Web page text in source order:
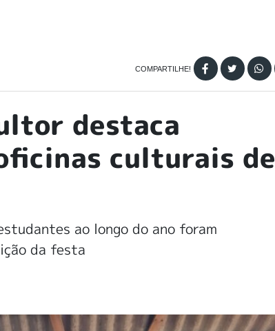
destaca
culturais de
ao longo do ano foram
da festa